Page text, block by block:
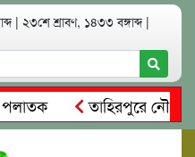
| ২৩শে শ্রাবণ, ১৪৩৩ বঙ্গাব্দ |
তাহিরপুরে নৌ-
সম্পত্তি দখলের চেষ্টা: